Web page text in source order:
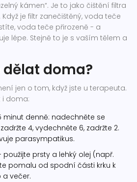
kámen“. Je to jako čištění filtra
je filtr zanečištěný, voda teče
voda teče přirozeně - a
lépe. Stejně to je s vaším tělem a
dělat doma?
jen o tom, když jste u terapeuta.
i doma:
minut denně: nadechněte se
4, vydechněte 6, zadržte 2.
parasympatikus.
použijte prsty a lehký olej (např.
pomalu od spodní části krku k
a večer.